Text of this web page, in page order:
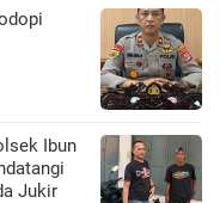
Ibun
Jukir